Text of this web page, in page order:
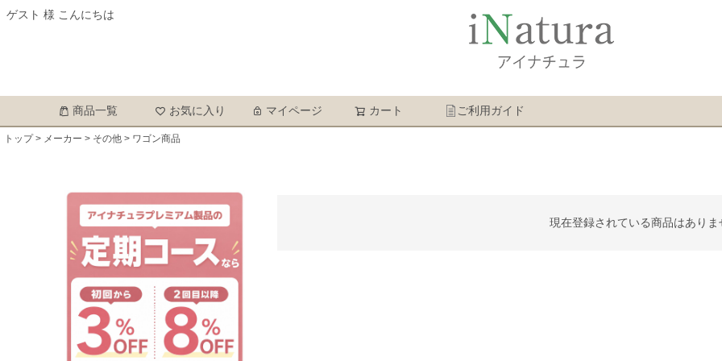
ゲスト 様 こんにちは
商品一覧 お気に入り マイページ カート ご利用ガイド
トップ メーカー その他 ワゴン商品
現在登録されている商品はありま